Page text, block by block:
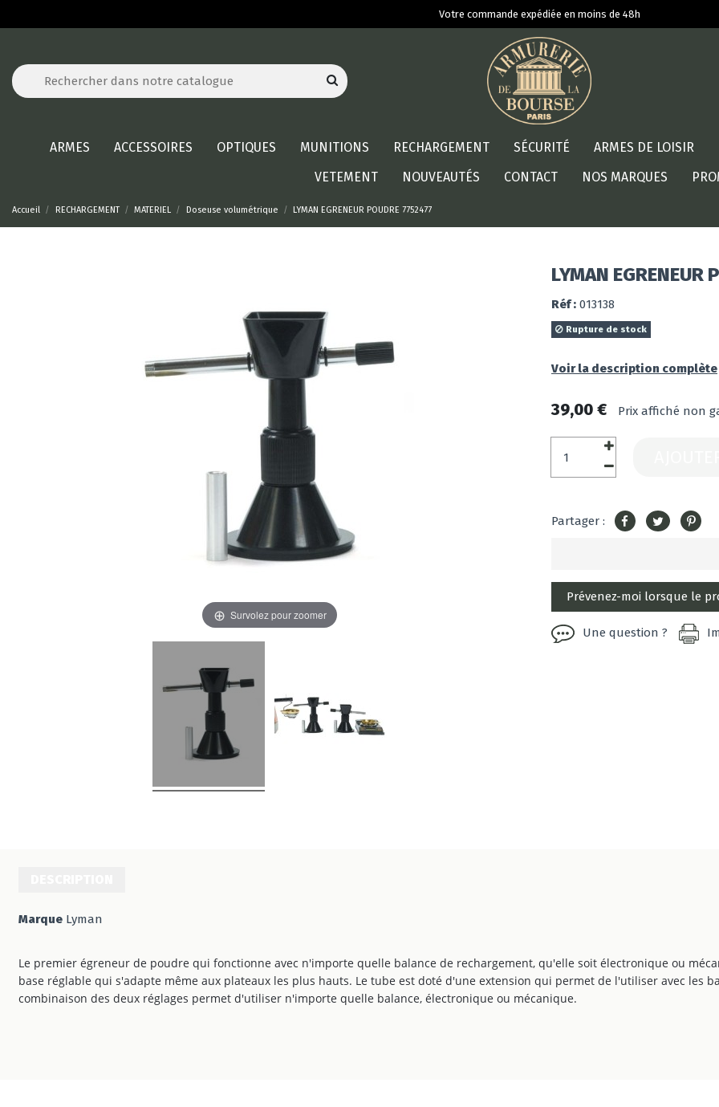
Votre commande expédiée en moins de 48h
ARMES ACCESSOIRES OPTIQUES MUNITIONS RECHARGEMENT SÉCURITÉ ARMES DE LOISIR
VETEMENT
NOUVEAUTÉS CONTACT NOS MARQUES
Accueil RECHARGEMENT MATERIEL Doseuse volumétrique LYMAN EGRENEUR POUDRE 7752477
Survolez pour zoomer
LYMAN EGRENEUR
Réf : 013138
Rupture de stock
Voir la description complète
39,00 € Prix affiché non
Partager :
Une question ?
Marque Lyman
Le premier égreneur de poudre qui fonctionne avec n'importe quelle balance de rechargement, qu'elle soit électronique ou
base réglable qui s'adapte même aux plateaux les plus hauts. Le tube est doté d'une extension qui permet de l'utiliser avec les
combinaison des deux réglages permet d'utiliser n'importe quelle balance, électronique ou mécanique.